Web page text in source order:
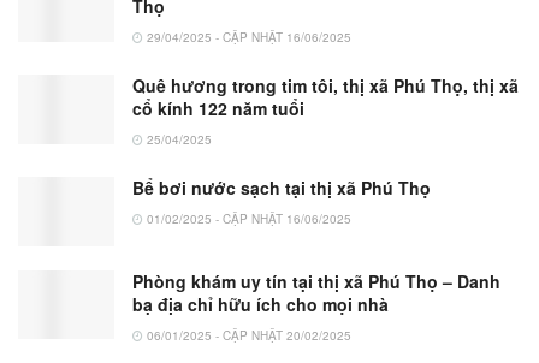
Thọ
29/04/2025 - CẬP NHẬT 16/06/2025
Quê hương trong tim tôi, thị xã Phú Thọ, thị xã
cổ kính 122 năm tuổi
25/04/2025
Bể bơi nước sạch tại thị xã Phú Thọ
01/02/2025 - CẬP NHẬT 16/06/2025
Phòng khám uy tín tại thị xã Phú Thọ – Danh
bạ địa chỉ hữu ích cho mọi nhà
06/01/2025 - CẬP NHẬT 20/02/2025